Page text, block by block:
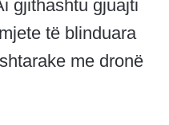
gjithashtu gjuajti
të blinduara
me dronë